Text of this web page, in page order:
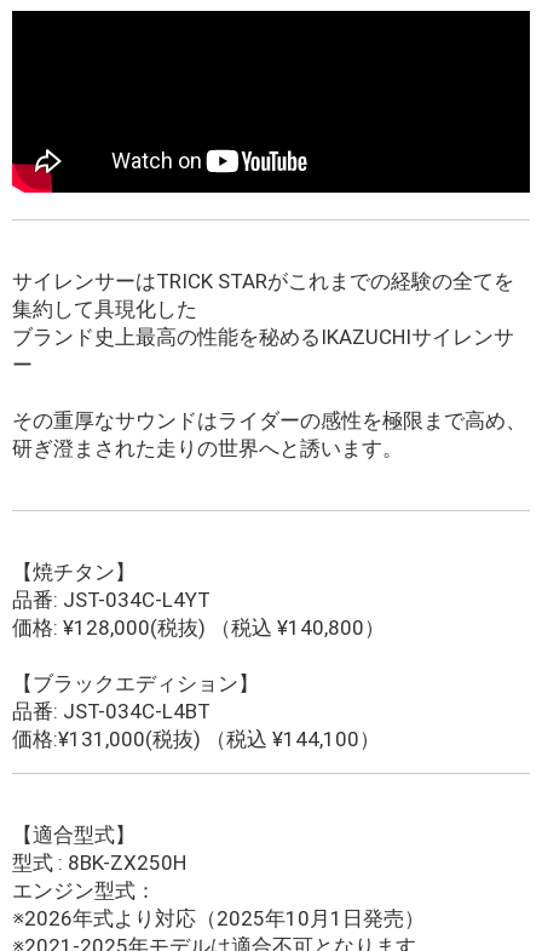
サイレンサーはTRICK STARがこれまでの経験の全てを
集約して具現化した
ブランド史上最高の性能を秘めるIKAZUCHIサイレンサ
ー
その重厚なサウンドはライダーの感性を極限まで高め、
研ぎ澄まされた走りの世界へと誘います。
【焼チタン】
品番: JST-034C-L4YT
価格: ¥128,000(税抜) （税込 ¥140,800）
【ブラックエディション】
品番: JST-034C-L4BT
価格:¥131,000(税抜) （税込 ¥144,100）
【適合型式】
型式 : 8BK-ZX250H
エンジン型式：
※2026年式より対応（2025年10月1日発売）